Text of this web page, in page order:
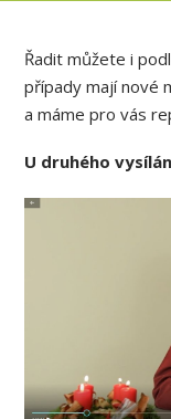
Řadit můžete i
případy mají nové
a máme pro vás
U druhého
Video